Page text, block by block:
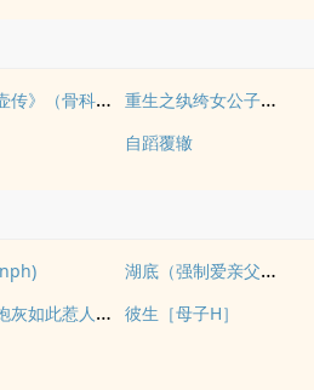
《玉壶传》（骨科）（兄妹）（np）
重生之纨绔女公子（NPH）
自蹈覆辙
湖底（强制爱亲父女）
漂亮炮灰如此惹人怜爱 彼生［母子H］